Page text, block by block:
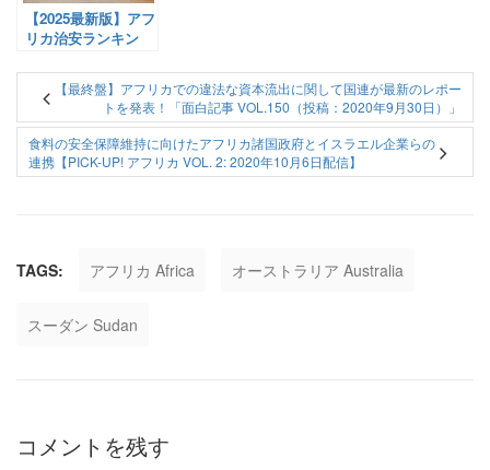
【2025最新版】アフ
リカ治安ランキン
な国はどこ？2024年
とも比較してみた！
【最終盤】アフリカでの違法な資本流出に関して国連が最新のレポー
トを発表！「面白記事 VOL.150（投稿：2020年9月30日）」
食料の安全保障維持に向けたアフリカ諸国政府とイスラエル企業らの
連携【PICK-UP! アフリカ VOL. 2: 2020年10月6日配信】
TAGS: アフリカ Africa オーストラリア Australia
スーダン Sudan
コメントを残す